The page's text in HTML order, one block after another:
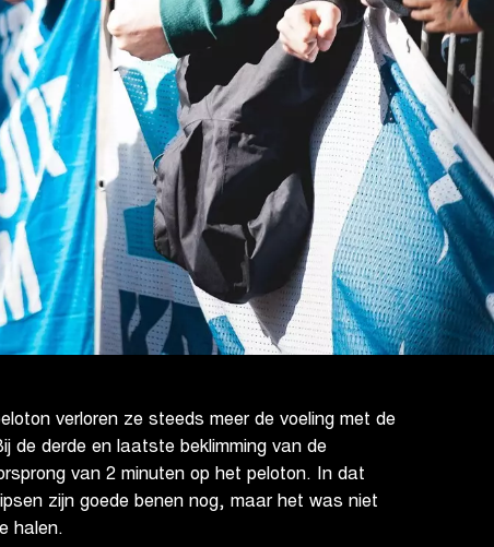
verloren ze steeds meer de voeling met de
de derde en laatste beklimming van de
van 2 minuten op het peloton. In dat
zijn goede benen nog, maar het was niet
halen.